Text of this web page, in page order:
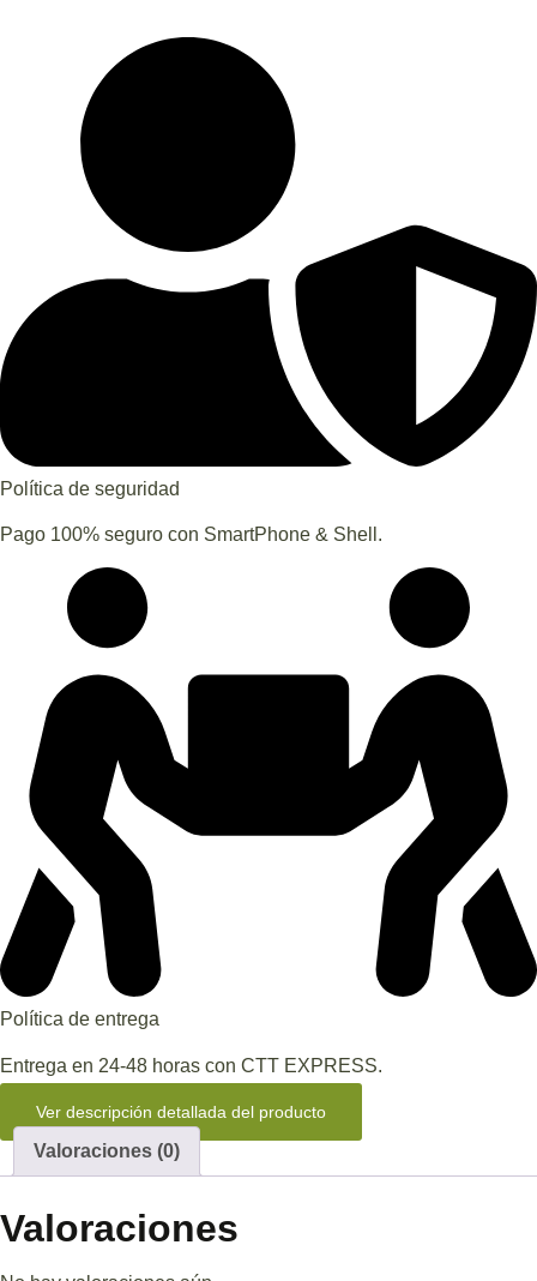
Política de seguridad
Pago 100% seguro con SmartPhone & Shell.
Política de entrega
Entrega en 24-48 horas con CTT EXPRESS.
Ver descripción detallada del producto
Valoraciones (0)
Valoraciones